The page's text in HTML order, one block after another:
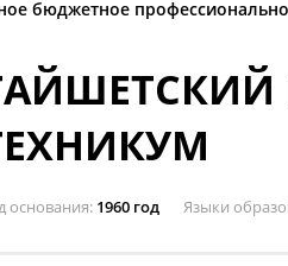
бюджетное
основания 1960 год Языки